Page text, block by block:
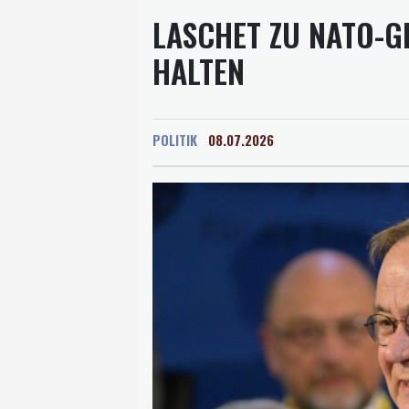
LASCHET ZU NATO-
HALTEN
POLITIK 08.07.2026